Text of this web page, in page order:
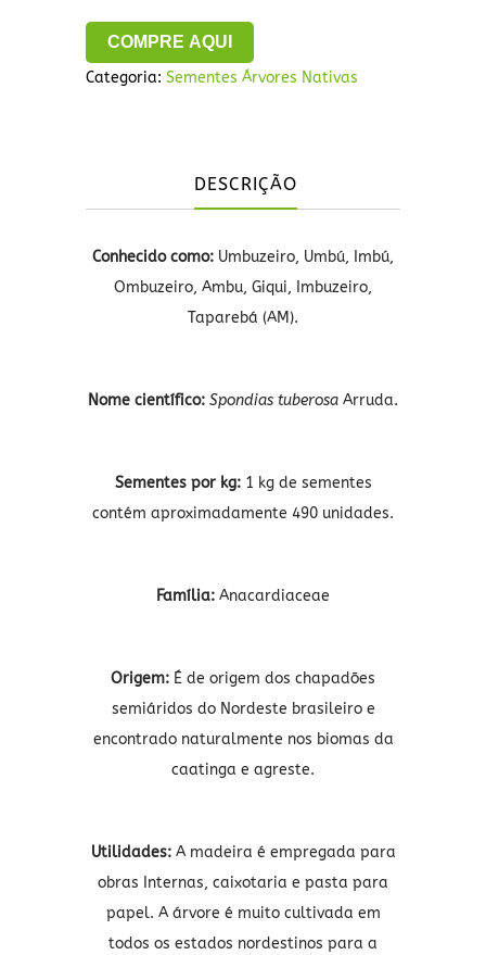
COMPRE AQUI
Categoria: Sementes Árvores Nativas
DESCRIÇÃO
Conhecido como: Umbuzeiro, Umbú, Imbú,
Ombuzeiro, Ambu, Giqui, Imbuzeiro,
Taparebá (AM).
Nome científico: Spondias tuberosa Arruda.
Sementes por kg: 1 kg de sementes
contém aproximadamente 490 unidades.
Família: Anacardiaceae
Origem: É de origem dos chapadões
semiáridos do Nordeste brasileiro e
encontrado naturalmente nos biomas da
caatinga e agreste.
Utilidades:A madeira é empregada para
obras Internas, caixotaria e pasta para
papel. A árvore é muito cultivada em
todos os estados nordestinos para a